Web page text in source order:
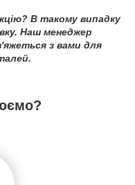
В такому випадку
Наш менеджер
з вами для